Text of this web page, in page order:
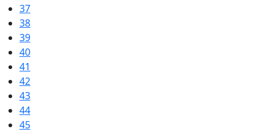
37
38
39
40
41
42
43
44
45